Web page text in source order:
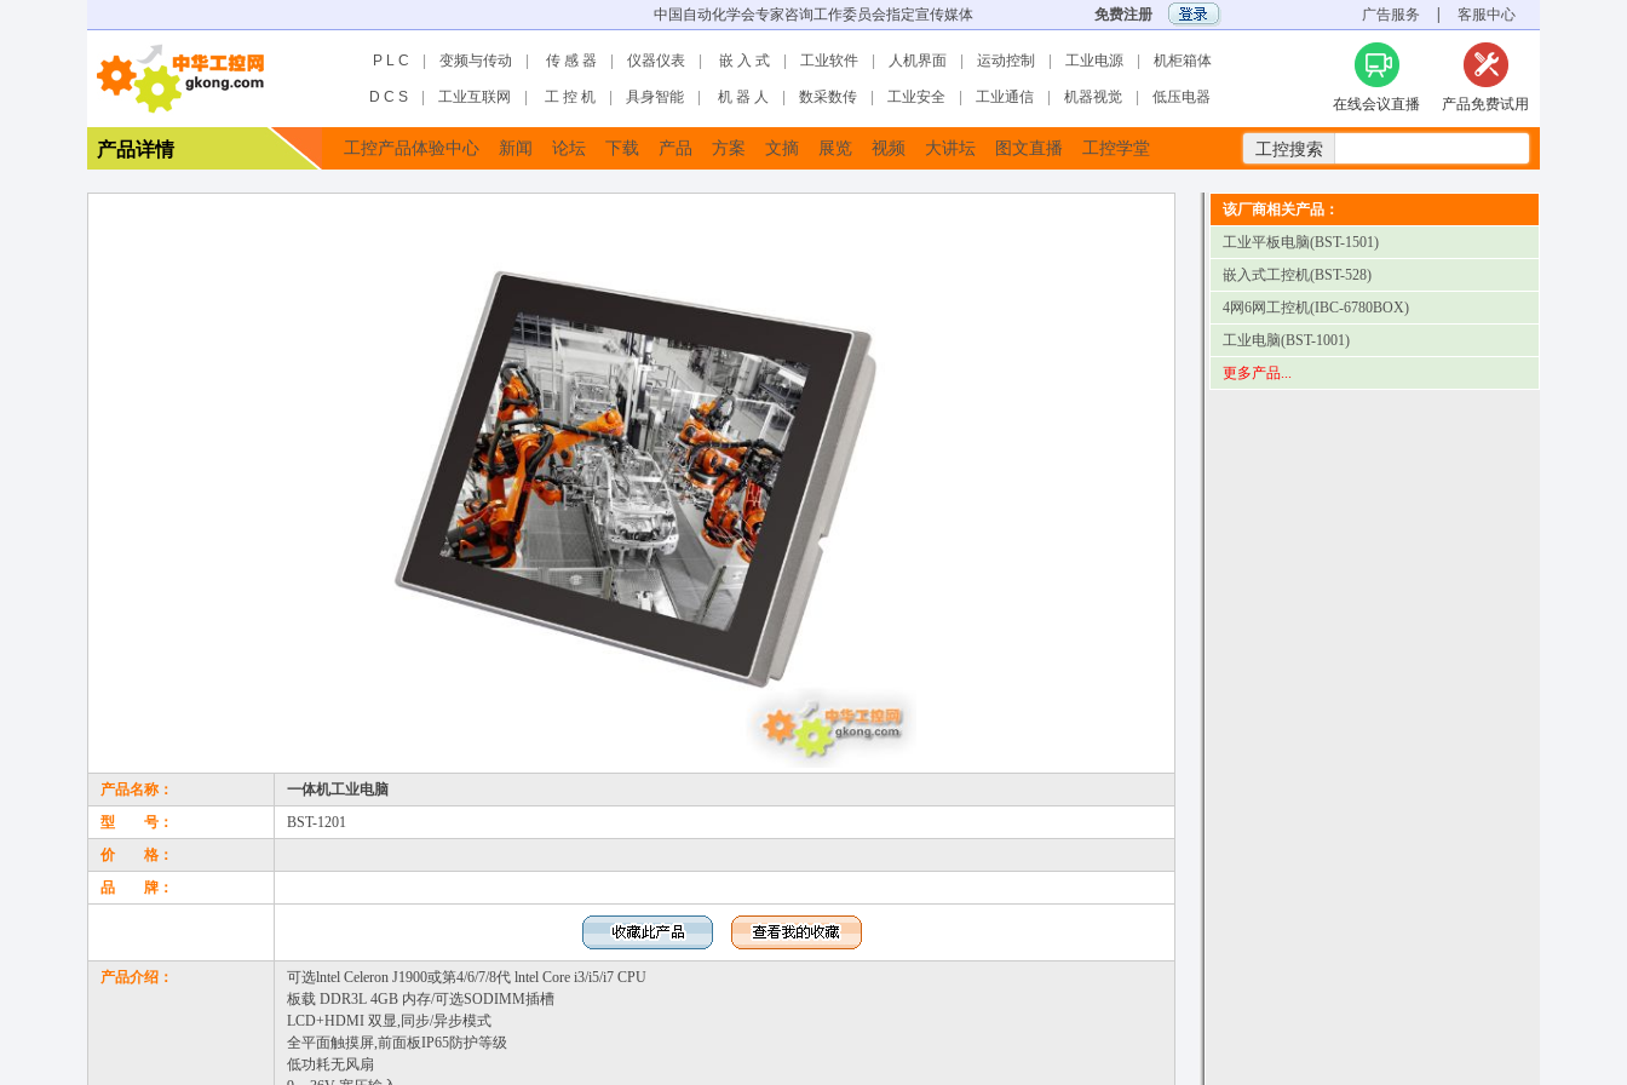
中国自动化学会专家咨询工作委员会指定宣传媒体 免费注册 广告服务 | 客服中心
P L C 变频与传动 传 感 器 仪器仪表 嵌 入 式 工业软件 人机界面 运动控制 工业电源 机柜箱体
D C S 工业互联网 工 控 机 具身智能 机 器 人 数采数传 工业安全 工业通信 机器视觉 低压电器 在线会议直播 产品免费试用
产品详情 工控产品体验中心 新闻 论坛 下载 产品 方案 文摘 展览 视频 大讲坛 图文直播 工控学堂 工控搜索
产品名称：
一体机工业电脑
型 号：
BST-1201
价 格：
品 牌：
产品介绍：
可选lntel Celeron J1900或第4/6/7/8代 lntel Core i3/i5/i7 CPU
板载 DDR3L 4GB 内存/可选SODIMM插槽
LCD+HDMI 双显,同步/异步模式
全平面触摸屏,前面板IP65防护等级
低功耗无风扇
该厂商相关产品：
工业平板电脑(BST-1501)
嵌入式工控机(BST-528)
4网6网工控机(IBC-6780BOX)
工业电脑(BST-1001)
更多产品...